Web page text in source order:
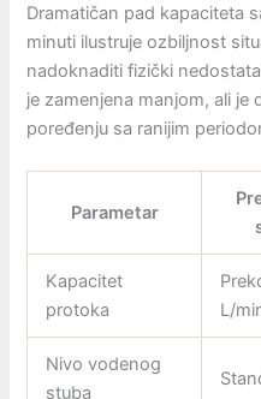
Dramatičan pad kapaciteta
minuti ilustruje ozbiljnost
nadoknaditi fizički
je zamenjena manjom, ali je
poređenju sa ranijim
Parametar
Kapacitet
protoka
L/
Nivo vodenog
stuba